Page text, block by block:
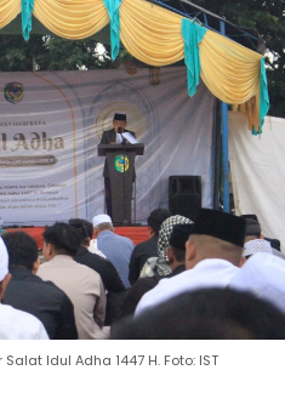
Idul Adha 1447 H. Foto: IST